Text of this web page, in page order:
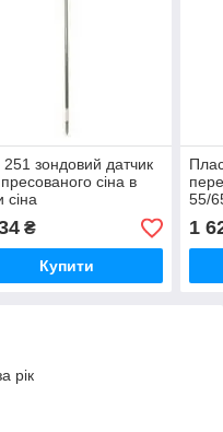
251 зондовий датчик
сіна в
сіна
₴
Купити
55/
1
рік